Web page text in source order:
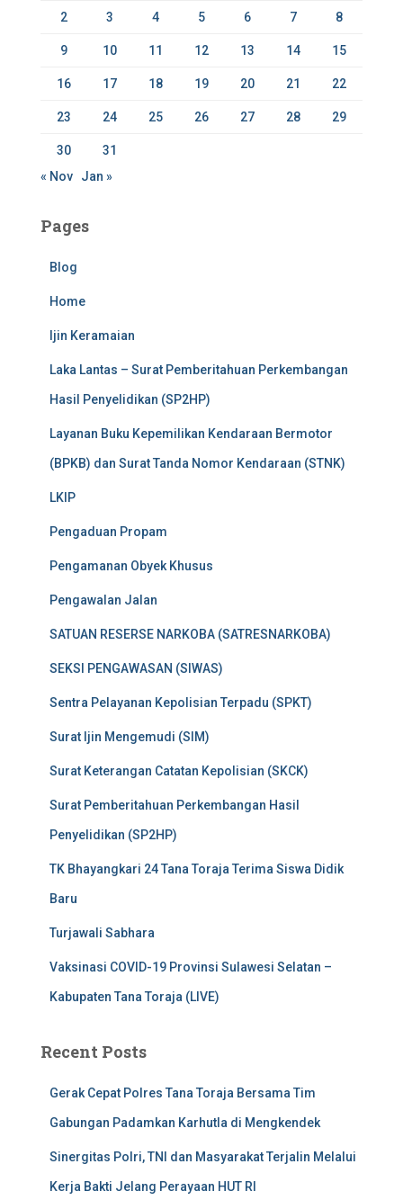
2 3 4 5 6 7 8
9 10 11 12 13 14 15
16 17 18 19 20 21 22
23 24 25 26 27 28 29
30
31
« Nov
Jan »
Pages
Blog
Home
Ijin Keramaian
Laka Lantas – Surat Pemberitahuan Perkembangan
Hasil Penyelidikan (SP2HP)
Layanan Buku Kepemilikan Kendaraan Bermotor
(BPKB) dan Surat Tanda Nomor Kendaraan (STNK)
LKIP
Pengaduan Propam
Pengamanan Obyek Khusus
Pengawalan Jalan
SATUAN RESERSE NARKOBA (SATRESNARKOBA)
SEKSI PENGAWASAN (SIWAS)
Sentra Pelayanan Kepolisian Terpadu (SPKT)
Surat Ijin Mengemudi (SIM)
Surat Keterangan Catatan Kepolisian (SKCK)
Surat Pemberitahuan Perkembangan Hasil
Penyelidikan (SP2HP)
TK Bhayangkari 24 Tana Toraja Terima Siswa Didik
Baru
Turjawali Sabhara
Vaksinasi COVID-19 Provinsi Sulawesi Selatan –
Kabupaten Tana Toraja (LIVE)
Recent Posts
Gerak Cepat Polres Tana Toraja Bersama Tim
Gabungan Padamkan Karhutla di Mengkendek
Sinergitas Polri, TNI dan Masyarakat Terjalin Melalui
Kerja Bakti Jelang Perayaan HUT RI